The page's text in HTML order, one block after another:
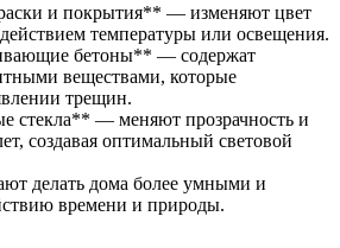
и покрытия** — изменяют цвет
температуры или освещения.
бетоны** — содержат
веществами, которые
трещин.
стекла** — меняют прозрачность и
создавая оптимальный световой
делать дома более умными и
времени и природы.